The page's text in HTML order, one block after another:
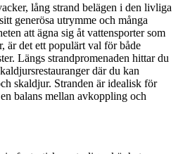
lång strand belägen i den livliga
generösa utrymme och många
att ägna sig åt vattensporter som
är det ett populärt val för både
Längs strandpromenaden hittar du
där du kan
skaldjur. Stranden är idealisk för
balans mellan avkoppling och